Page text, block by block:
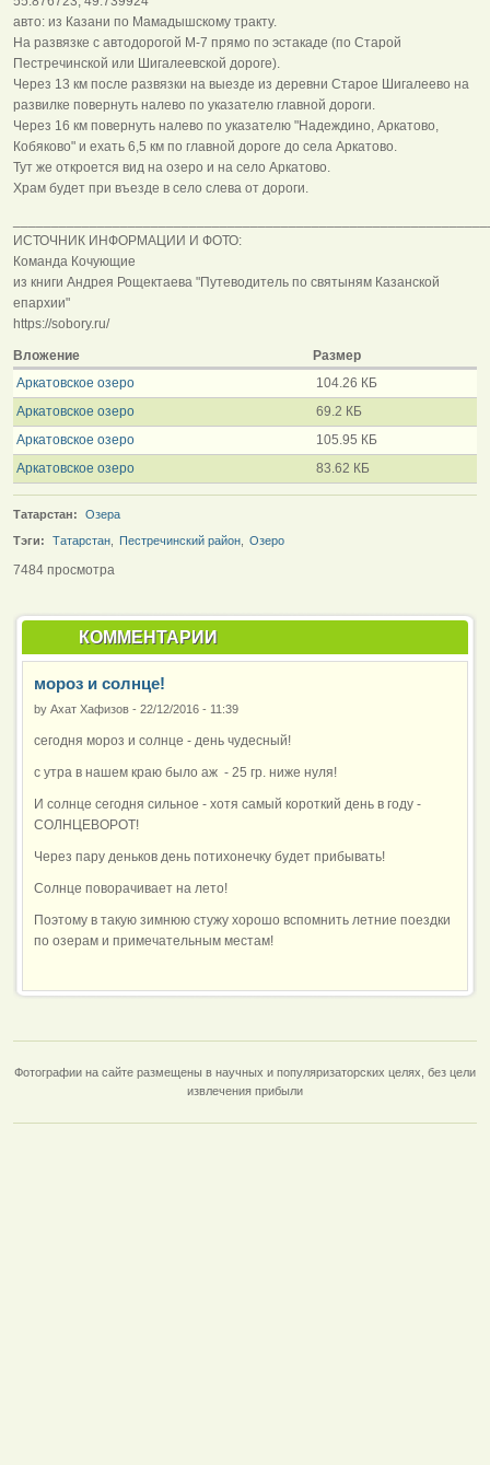
авто: из Казани по Мамадышскому тракту.
На развязке с автодорогой М-7 прямо по эстакаде (по Старой
Пестречинской или Шигалеевской дороге).
Через 13 км после развязки на выезде из деревни Старое Шигалеево на
развилке повернуть налево по указателю главной дороги.
Через 16 км повернуть налево по указателю "Надеждино, Аркатово,
Кобяково" и ехать 6,5 км по главной дороге до села Аркатово.
Тут же откроется вид на озеро и на село Аркатово.
Храм будет при въезде в село слева от дороги.
ИСТОЧНИК ИНФОРМАЦИИ И ФОТО:
Команда Кочующие
из книги Андрея Рощектаева "Путеводитель по святыням Казанской
епархии"
https://sobory.ru/
Вложение
Размер
Аркатовское озеро
104.26 КБ
Аркатовское озеро
69.2 КБ
Аркатовское озеро
105.95 КБ
Аркатовское озеро
83.62 КБ
Татарстан:
Озера
Тэги:
Татарстан Пестречинский район Озеро
7484 просмотра
КОММЕНТАРИИ
мороз и солнце!
by Ахат Хафизов - 22/12/2016 - 11:39
сегодня мороз и солнце - день чудесный!
с утра в нашем краю было аж - 25 гр. ниже нуля!
И солнце сегодня сильное - хотя самый короткий день в году -
СОЛНЦЕВОРОТ!
Через пару деньков день потихонечку будет прибывать!
Солнце поворачивает на лето!
Поэтому в такую зимнюю стужу хорошо вспомнить летние поездки
по озерам и примечательным местам!
Фотографии на сайте размещены в научных и популяризаторских целях, без цели
извлечения прибыли